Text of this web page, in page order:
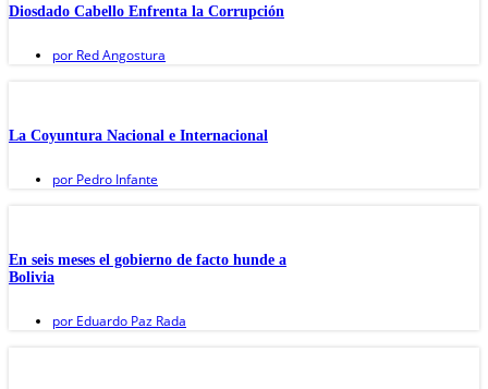
Diosdado Cabello Enfrenta la Corrupción
por Red Angostura
La Coyuntura Nacional e Internacional
por Pedro Infante
En seis meses el gobierno de facto hunde a
Bolivia
por Eduardo Paz Rada